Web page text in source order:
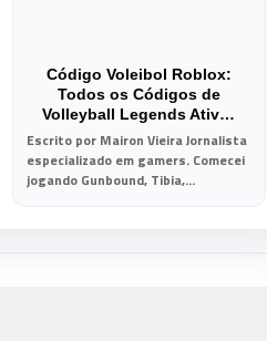
Código Voleibol Roblox:
Todos os Códigos de
Volleyball Legends Ativ…
Escrito por Mairon Vieira Jornalista
especializado em gamers. Comecei
jogando Gunbound, Tibia,...